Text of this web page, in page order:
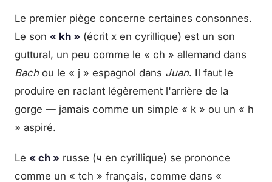
Le premier piège concerne certaines consonnes.
Le son « kh » (écrit х en cyrillique) est un son
guttural, un peu comme le « ch » allemand dans
Bachou le « j » espagnol dans Juan. Il faut le
produire en raclant légèrement l'arrière de la
gorge — jamais comme un simple « k » ou un « h
» aspiré.
Le « ch » russe (ч en cyrillique) se prononce
comme un « tch » français, comme dans «